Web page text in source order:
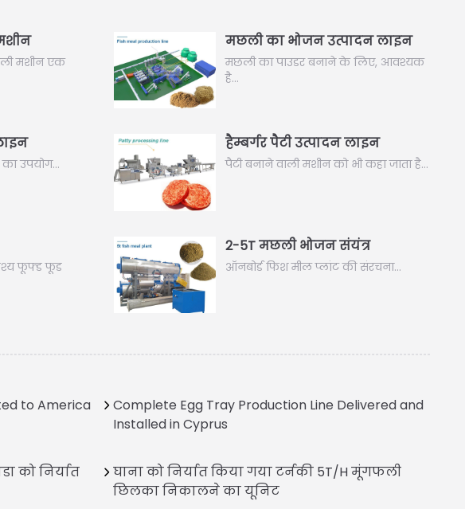
मशीन एक
मछली का भोजन उत्पादन लाइन
मछली का पाउडर बनाने के लिए, आवश्यक
है…
उपयोग…
हैम्बर्गर पैटी उत्पादन लाइन
पैटी बनाने वाली मशीन को भी कहा जाता है…
फूफ्ड फूड
2-5T मछली भोजन संयंत्र
ऑनबोर्ड फिश मील प्लांट की संरचना…
to America
Complete Egg Tray Production Line Delivered and
Installed in Cyprus
को निर्यात
घाना को निर्यात किया गया टर्नकी 5T/H मूंगफली
छिलका निकालने का यूनिट